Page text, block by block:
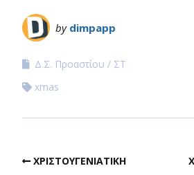
by dimpapp
Δ.Σ. Προαστίου
ΣΤ
xmas
ΧΡΙΣΤΟΥΓΕΝΙΑΤΙΚΗ